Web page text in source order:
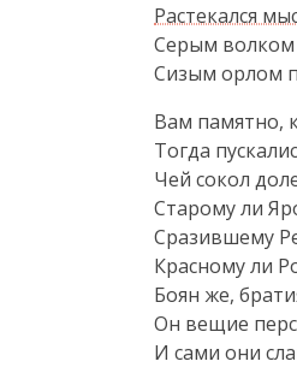
Растекался
Серым волком
Сизым орлом
Вам памятно,
Тогда
Чей сокол
Старому ли
Сразившему
Красному ли
Боян же,
Он вещие
И сами они